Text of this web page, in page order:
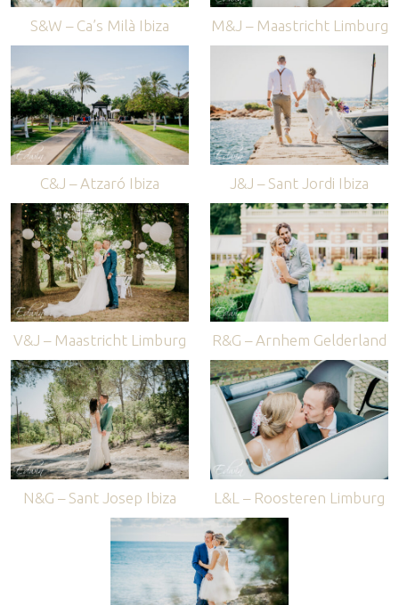
S&W – Ca’s Milà Ibiza M&J – Maastricht Limburg
C&J – Atzaró Ibiza J&J – Sant Jordi Ibiza
V&J – Maastricht Limburg R&G – Arnhem Gelderland
N&G – Sant Josep Ibiza L&L – Roosteren Limburg